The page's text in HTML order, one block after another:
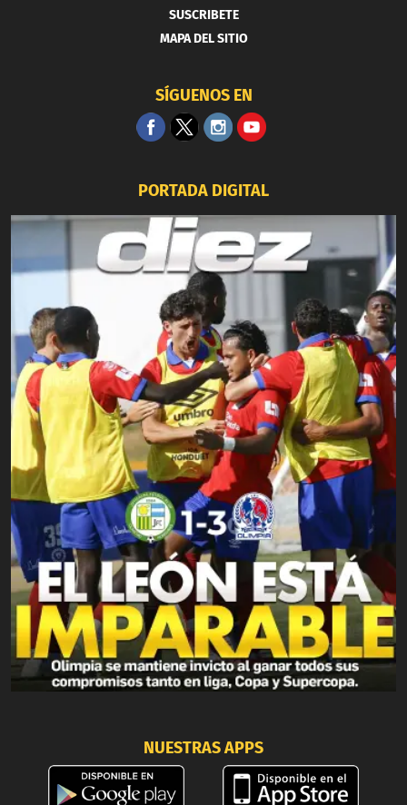
SUSCRIBETE
MAPA DEL SITIO
SÍGUENOS EN
PORTADA DIGITAL
NUESTRAS APPS